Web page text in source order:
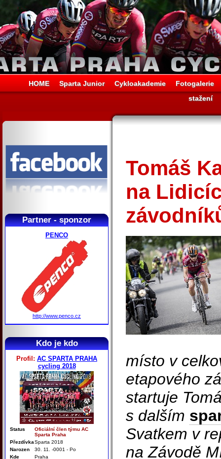
HOME Sparta Junior Cykloakademie
Fotogalerie
stažení
Partner - sponzor
PENCO
http://www.penco.cz
Kdo je kdo
Profil: AC SPARTA PRAHA
cycling 2018
Status
Oficiální člen týmu AC
Sparta Praha
PřezdívkaSparta 2018
Narozen
30. 11. -0001 - Po
Kde
Praha
Tomáš
na
místo v
etapového
startuje
s dalším
Svatkem v
na Závodě